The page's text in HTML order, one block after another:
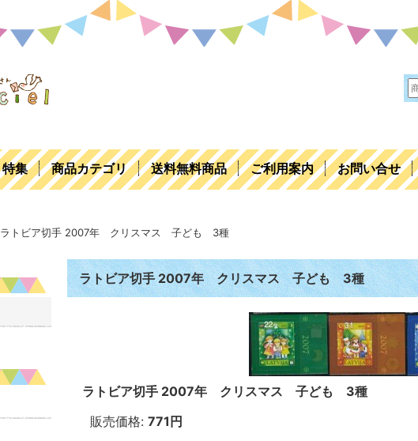
特集 商品カテゴリ 送料無料商品 ご利用案内 お問い合せ
ラトビア切手 2007年 クリスマス 子ども 3種
ラトビア切手 2007年 クリスマス 子ども 3種
ラトビア切手 2007年 クリスマス 子ども 3種
販売価格: 771円